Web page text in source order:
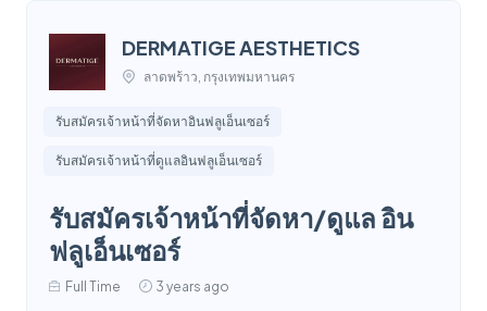
DERMATIGE AESTHETICS
ลาดพร้าว, กรุงเทพมหานคร
รับสมัครเจ้าหน้าที่จัดหาอินฟลูเอ็นเซอร์
รับสมัครเจ้าหน้าที่ดูแลอินฟลูเอ็นเซอร์
รับสมัครเจ้าหน้าที่จัดหา/ดูแล อิน
ฟลูเอ็นเซอร์
Full Time 3 years ago